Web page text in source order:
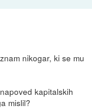
nikogar, ki se mu
kapitalskih
mislil?